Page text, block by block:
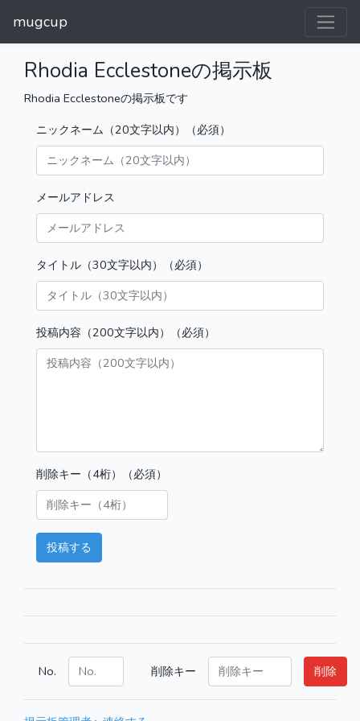
mugcup
Rhodia Ecclestoneの掲示板
Rhodia Ecclestoneの掲示板です
ニックネーム（20文字以内）（必須）
メールアドレス
タイトル（30文字以内）（必須）
投稿内容（200文字以内）（必須）
削除キー（4桁）（必須）
投稿する
No. 削除キー 削除